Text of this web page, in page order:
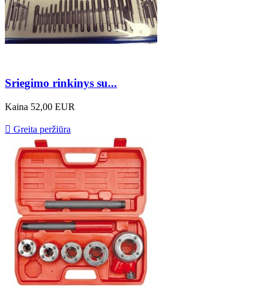
Sriegimo rinkinys su...
Kaina 52,00 EUR
 Greita peržiūra